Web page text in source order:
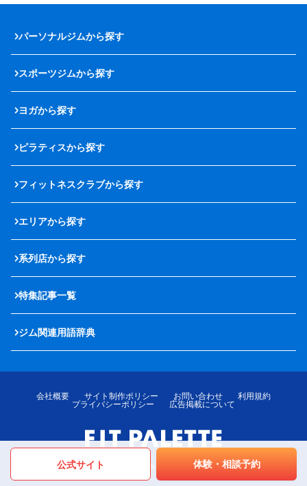
公式サイト 体験・相談予約
パーソナルジムから探す
スポーツジムから探す
ヨガから探す
ピラティスから探す
フィットネスクラブから探す
エリアから探す
系列店から探す
特集記事一覧
ジム関連用語辞典
会社概要 サイト制作ポリシー お問い合わせ
利用規約
プライバシーポリシー
広告掲載について
© LOTTE MediPalette Co.,Ltd. All rights reserved.